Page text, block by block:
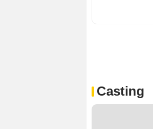
Casting